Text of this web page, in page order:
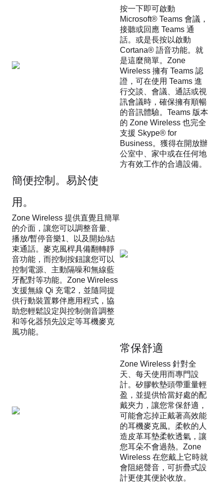
按一下即可啟動
Microsoft® Teams 會議，
接聽或回應 Teams 通
話。或是長按以啟動
Cortana® 語音功能。就
是這麼簡單。Zone
Wireless 擁有 Teams 認
證，可在使用 Teams 進
行交談、會議、通話或視
訊會議時，確保擁有順暢
的音訊體驗。Teams 版本
的 Zone Wireless 也完全
支援 Skype® for
Business。獲得在開放辦
公室中、家中或在任何地
方有效工作的合適設備。
簡便控制。易於使
用。
Zone Wireless 提供直覺且簡單
的介面，讓您可以調整音量、
播放/暫停音樂1、以及開始/結
束通話。麥克風桿具備翻轉靜
音功能，而控制按鈕讓您可以
控制電源、主動隔噪和無線藍
牙配對等功能。Zone Wireless
支援無線 Qi 充電2，並隨同提
供行動裝置夥伴應用程式，協
助您輕鬆設定與控制側音調整
和等化器預先設定等耳機麥克
風功能。
常保舒適
Zone Wireless 針對全
天、每天使用而專門設
計。矽膠軟墊頭帶重量輕
盈，並提供恰當好處的配
戴夾力，讓您常保舒適，
可能會忘掉正戴著高效能
的耳機麥克風。柔軟的人
造皮革耳墊柔軟透氣，讓
您耳朵不會過熱。Zone
Wireless 在您戴上它時就
會阻絕聲音，可折疊式設
計更使其便於收放。